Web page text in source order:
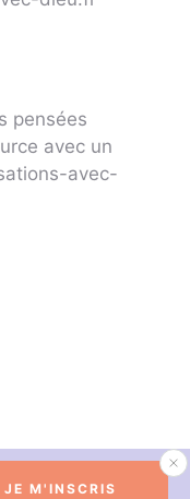
pensées
avec un
avec-
Donald Walsch
JE M'INSCRIS